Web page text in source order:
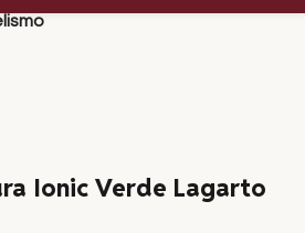
Ionic Verde Lagarto